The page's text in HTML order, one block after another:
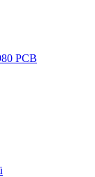
PCB